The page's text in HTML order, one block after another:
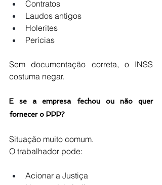
Contratos
Laudos antigos
Holerites
Perícias
Sem documentação correta, o INSS
costuma negar.
E se a empresa fechou ou não quer
fornecer o PPP?
Situação muito comum.
O trabalhador pode:
Acionar a Justiça